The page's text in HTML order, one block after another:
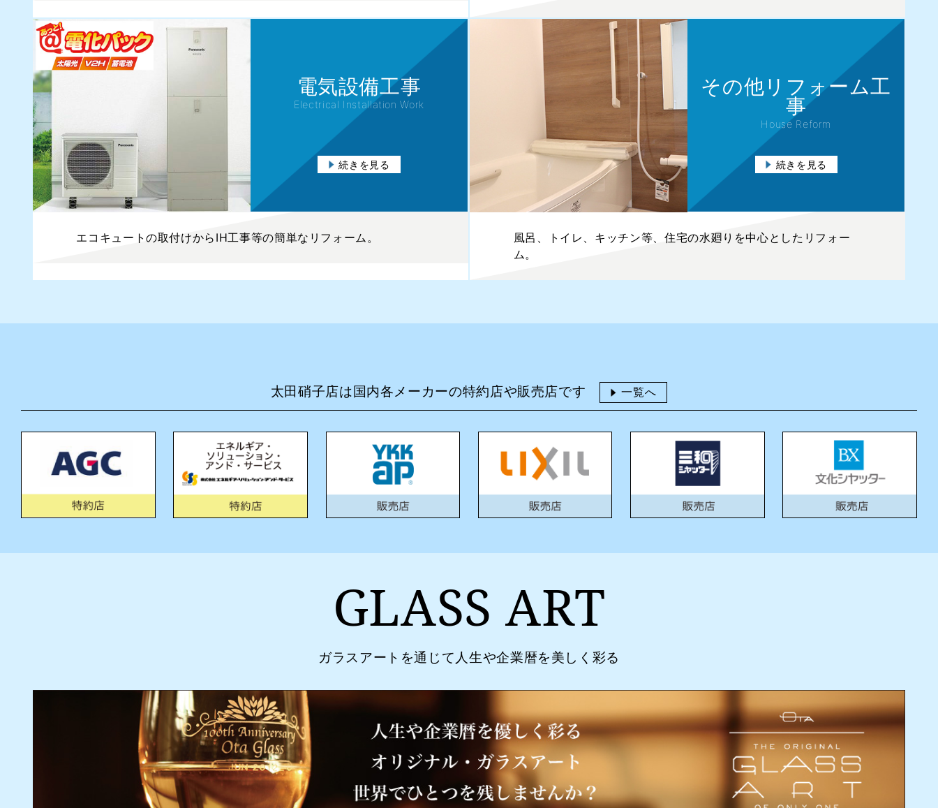
電気設備工事
Electrical Installation Work
続きを見る
エコキュートの取付けからIH工事等の簡単なリフォーム。
その他リフォーム工
事
House Reform
続きを見る
風呂、トイレ、キッチン等、住宅の水廻りを中心としたリフォー
ム。
太田硝子店は国内各メーカーの特約店や販売店です 一覧へ
GLASS ART
ガラスアートを通じて人生や企業暦を美しく彩る